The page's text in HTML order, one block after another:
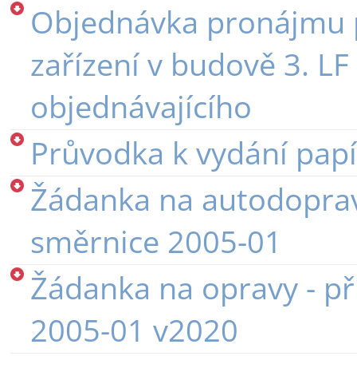
Objednávka
zařízení v budově 3.
objednávajícího
Průvodka k vydání
Žádanka na
směrnice 2005-01
Žádanka na opravy -
2005-01 v2020